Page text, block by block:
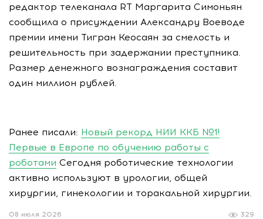
редактор телеканала RT Маргарита Симоньян
сообщила о присуждении Александру Воеводе
премии имени Тигран Кеосаян за смелость и
решительность при задержании преступника.
Размер денежного вознаграждения составит
один миллион рублей.
Ранее писали: Новый рекорд НИИ ККБ №1!
Первые в Европе по обучению работы с
роботами Сегодня роботические технологии
активно используют в урологии, общей
хирургии, гинекологии и торакальной хирургии.
329
08 июля 2026